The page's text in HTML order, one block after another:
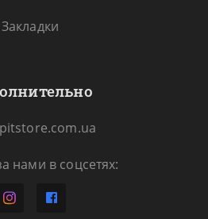
Закладки
нами в соцсетях: